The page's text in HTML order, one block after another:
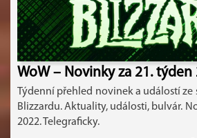
WoW – Novinky za 21. týden
Týdenní přehled novinek a událostí ze
Blizzardu. Aktuality, události, bulvár.
2022. Telegraficky.